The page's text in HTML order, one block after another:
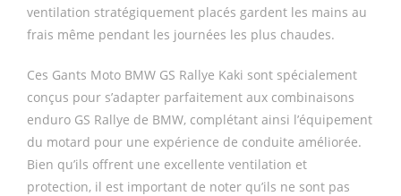
ventilation stratégiquement placés gardent les mains au
frais même pendant les journées les plus chaudes.
Ces Gants Moto BMW GS Rallye Kaki sont spécialement
conçus pour s’adapter parfaitement aux combinaisons
enduro GS Rallye de BMW, complétant ainsi l’équipement
du motard pour une expérience de conduite améliorée.
Bien qu’ils offrent une excellente ventilation et
protection, il est important de noter qu’ils ne sont pas